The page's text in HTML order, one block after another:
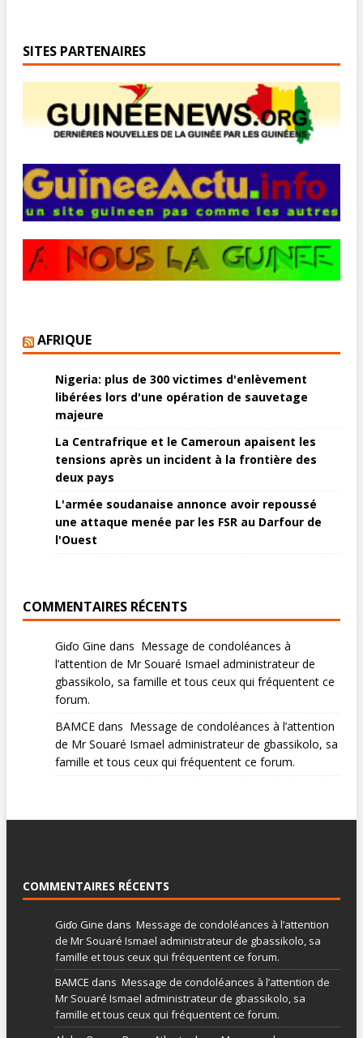
SITES PARTENAIRES
AFRIQUE
Nigeria: plus de 300 victimes d'enlèvement
libérées lors d'une opération de sauvetage
majeure
La Centrafrique et le Cameroun apaisent les
tensions après un incident à la frontière des
deux pays
L'armée soudanaise annonce avoir repoussé
une attaque menée par les FSR au Darfour de
l'Ouest
COMMENTAIRES RÉCENTS
Giɗo Gine dans Message de condoléances à
l’attention de Mr Souaré Ismael administrateur de
gbassikolo, sa famille et tous ceux qui fréquentent ce
forum.
BAMCE dans Message de condoléances à l’attention
de Mr Souaré Ismael administrateur de gbassikolo, sa
famille et tous ceux qui fréquentent ce forum.
COMMENTAIRES RÉCENTS
Giɗo Gine dans Message de condoléances à l’attention
de Mr Souaré Ismael administrateur de gbassikolo, sa
famille et tous ceux qui fréquentent ce forum.
BAMCE dans Message de condoléances à l’attention de
Mr Souaré Ismael administrateur de gbassikolo, sa
famille et tous ceux qui fréquentent ce forum.